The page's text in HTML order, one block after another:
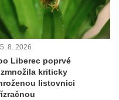
5. 8. 2026
Liberec poprvé
kriticky
listovnici